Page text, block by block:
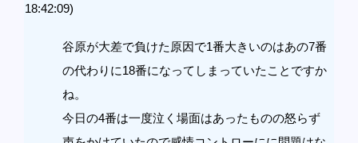
18:42:09)
谷原が大差で負けた原因で1番大きいのはあの7番
の代わりに18番になってしまっていたことですか
ね。
今日の4番は一度泣く場面はあったものの怒らず